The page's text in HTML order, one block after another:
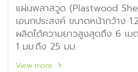
แผ่นพลาสวูด (Plastwood
เอนกประสงค์ ขนาดหน้ากว้าง
ผลิตได้ความยาวสูงสุดถึง 6 เ
1 มม.ถึง 25 มม.
View more